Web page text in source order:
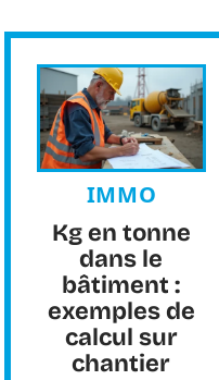
IMMO
Kg en tonne
dans le
bâtiment :
exemples de
calcul sur
chantier